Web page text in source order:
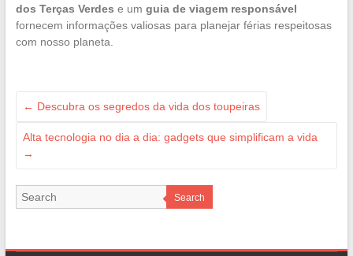
dos Terças Verdes e um guia de viagem responsável
fornecem informações valiosas para planejar férias respeitosas
com nosso planeta.
← Descubra os segredos da vida dos toupeiras
Alta tecnologia no dia a dia: gadgets que simplificam a vida
→
Search